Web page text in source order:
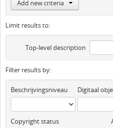
Add new criteria
Limit results to:
Top-level description
Filter results by:
Beschrijvingsniveau
Copyright status